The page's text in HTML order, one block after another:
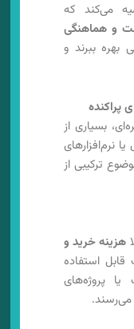
می‌کند که
و هماهنگی
بهره ببرند و
بسیاری از
نرم‌افزارهای
ترکیبی از
هزینه خرید و
استفاده
پروژه‌های
می‌رسند.